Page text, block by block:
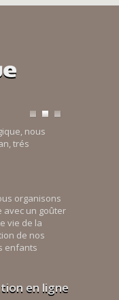
nous
trés
organisons
avec un goûter
vie de la
de nos
enfants
en ligne